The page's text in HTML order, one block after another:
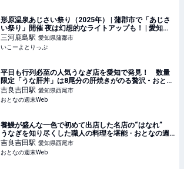
形原温泉あじさい祭り（2025年） | 蒲郡市で「あじさ
い祭り」開催 夜は幻想的なライトアップも！ | 愛知県
蒲郡市 | いこーよとりっぷ
三河鹿島駅 愛知県蒲郡市
いこーよとりっぷ
平日も行列必至の人気うなぎ店を愛知で発見！ 数量
限定「うな肝丼」は8尾分の肝焼きがのる贅沢 - おとな
の週末Web
吉良吉田駅 愛知県西尾市
おとなの週末Web
養鰻が盛んな一色で初めて出店した名店の“はなれ”
うなぎを知り尽くした職人の料理を堪能 - おとなの週
末Web
吉良吉田駅 愛知県西尾市
おとなの週末Web